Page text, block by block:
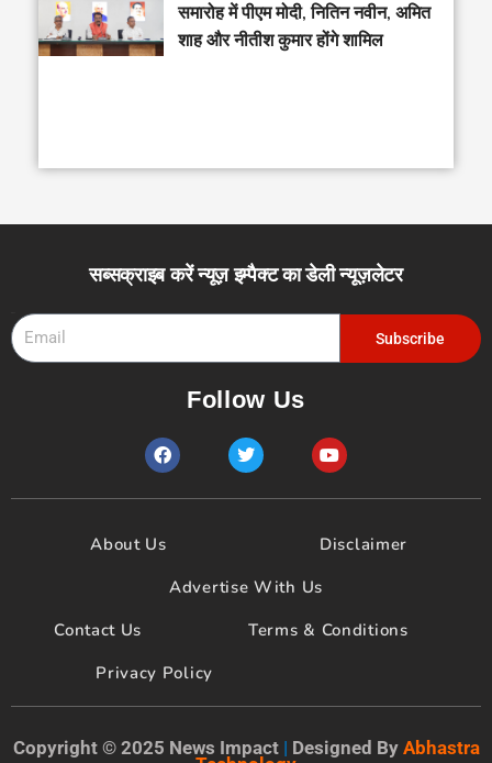
समारोह में पीएम मोदी, नितिन नवीन, अमित
शाह और नीतीश कुमार होंगे शामिल
सब्सक्राइब करें न्यूज़ इम्पैक्ट का डेली न्यूज़लेटर
Subscribe
Follow Us
F
a
e
o
T
w
t
Y
o
t
b
e
About Us
Disclaimer
Advertise With Us
Contact Us
Terms & Conditions
Privacy Policy
Copyright © 2025 News Impact | Designed By Abhastra